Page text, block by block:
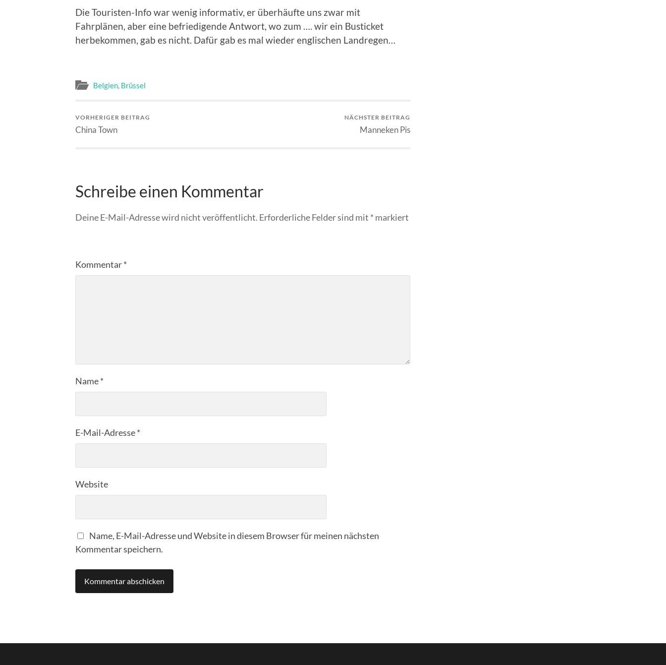
Die Touristen-Info war wenig informativ, er überhäufte uns zwar mit
Fahrplänen, aber eine befriedigende Antwort, wo zum …. wir ein Busticket
herbekommen, gab es nicht. Dafür gab es mal wieder englischen Landregen…
Belgien, Brüssel
VORHERIGER BEITRAG
China Town
NÄCHSTER BEITRAG
Manneken Pis
Schreibe einen Kommentar
Deine E-Mail-Adresse wird nicht veröffentlicht. Erforderliche Felder sind mit * markiert
Kommentar*
Name*
E-Mail-Adresse*
Website
Name, E-Mail-Adresse und Website in diesem Browser für meinen nächsten
Kommentar speichern.